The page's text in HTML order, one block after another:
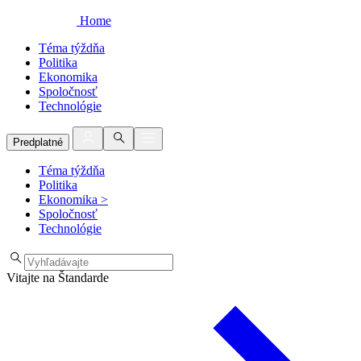
Home
Téma týždňa
Politika
Ekonomika
Spoločnosť
Technológie
Predplatné
Téma týždňa
Politika
Ekonomika >
Spoločnosť
Technológie
Vitajte na Štandarde